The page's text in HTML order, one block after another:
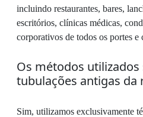
incluindo restaurantes, bares,
escritórios, clínicas médicas,
corporativos de todos os portes e
Os métodos
tubulações antigas da
Sim, utilizamos exclusivamente